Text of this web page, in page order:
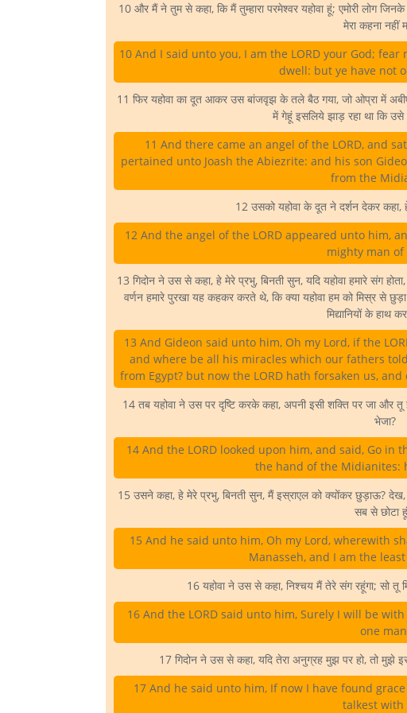
10 और मैं ने तुम से कहा, कि मैं तुम्हारा परमेश्वर यहोवा हूं; एमोरी लोग
मेरा कहना नहीं
10 And I said unto you, I am the LORD your God;
dwell: but ye have not
11 फिर यहोवा का दूत आकर उस बांजवृझ के तले बैठ गया, जो ओप्रा में
में गेहूं इसलिये झाड़ रहा था कि उसे
11 And there came an angel of the LORD, and
pertained unto Joash the Abiezrite: and his son
from the
12 उसको यहोवा के दूत ने दर्शन देकर कहा,
12 And the angel of the LORD appeared unto him,
mighty man of
13 गिदोन ने उस से कहा, हे मेरे प्रभु, बिनती सुन, यदि यहोवा हमारे संग
वर्णन हमारे पुरखा यह कहकर करते थे, कि क्या यहोवा हम को मिस्र से
मिद्यानियों के हाथ
13 And Gideon said unto him, Oh my Lord, if the
and where be all his miracles which our fathers
from Egypt? but now the LORD hath forsaken us,
14 तब यहोवा ने उस पर दृष्टि करके कहा, अपनी इसी शक्ति पर जा और तू
भेजा?
14 And the LORD looked upon him, and said, Go
the hand of the Midianites:
15 उसने कहा, हे मेरे प्रभु, बिनती सुन, मैं इस्राएल को क्योंकर छुड़ाऊ?
सब से छोटा
15 And he said unto him, Oh my Lord, wherewith
Manasseh, and I am the
16 यहोवा ने उस से कहा, निश्चय मैं तेरे संग रहूंगा; सो तू
16 And the LORD said unto him, Surely I will be
one
17 गिदोन ने उस से कहा, यदि तेरा अनुग्रह मुझ पर हो, तो मुझे
17 And he said unto him, If now I have found
talkest with